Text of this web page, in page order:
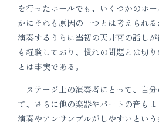
を行ったホールでも、いくつかのホ
かにそれも原因の一つとは考えられ
演奏するうちに当初の天井高の話し
も経験しており、慣れの問題とは切
とは事実である。
ステージ上の演奏者にとって、自分
て、さらに他の楽器やパートの音も
演奏やアンサンブルがしやすいとい